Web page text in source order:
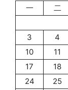
一
二
3
4
10
11
17
18
24
25